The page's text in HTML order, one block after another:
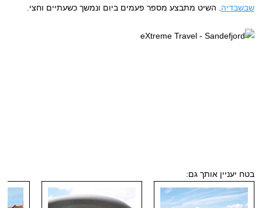
שבשבדיה . השיט מתבצע מספר פעמים ביום ונמשך כשעתיים וחצי.
בטח יעניין אותך גם: